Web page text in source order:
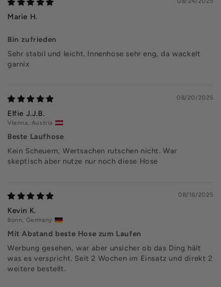
Marie H.
Bin zufrieden
Sehr stabil und leicht. Innenhose sehr eng, da wackelt
garnix
08/20/2025
Elfie J.J.B.
Vienna, Austria
Beste Laufhose
Kein Scheuern, Wertsachen rutschen nicht. War
skeptisch aber nutze nur noch diese Hose
08/18/2025
Kevin K.
Bonn, Germany
Mit Abstand beste Hose zum Laufen
Werbung gesehen, war aber unsicher ob das Ding hält
was es verspricht. Seit 2 Wochen im Einsatz und direkt 2
weitere bestellt.